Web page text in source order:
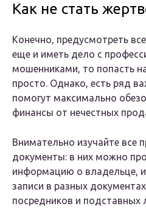
Как не стать
Конечно, предусмотреть
еще и иметь дело с
мошенниками, то попасть
просто. Однако, есть ряд
помогут максимально
финансы от нечестных
Внимательно изучайте все
документы: в них можно
информацию о владельце,
записи в разных
посредников и подставных